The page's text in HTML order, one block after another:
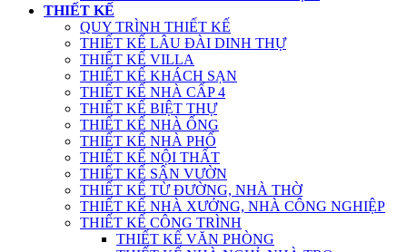
THIẾT KẾ
QUY TRÌNH THIẾT KẾ
THIẾT KẾ LÂU ĐÀI DINH THỰ
THIẾT KẾ VILLA
THIẾT KẾ KHÁCH SẠN
THIẾT KẾ NHÀ CẤP 4
THIẾT KẾ BIỆT THỰ
THIẾT KẾ NHÀ ỐNG
THIẾT KẾ NHÀ PHỐ
THIẾT KẾ NỘI THẤT
THIẾT KẾ SÂN VƯỜN
THIẾT KẾ TỪ ĐƯỜNG, NHÀ THỜ
THIẾT KẾ NHÀ XƯỞNG, NHÀ CÔNG NGHIỆP
THIẾT KẾ CÔNG TRÌNH
THIẾT KẾ VĂN PHÒNG